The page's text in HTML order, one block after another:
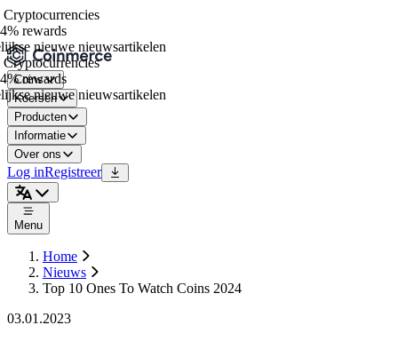
rewards
nieuwe nieuwsartikelen
rewards
nieuwe nieuwsartikelen
Coins
Koersen
Producten
Informatie
Over ons
Log inRegistreer
Menu
Home
Nieuws
Top 10 Ones To Watch Coins 2024
03.01.2023